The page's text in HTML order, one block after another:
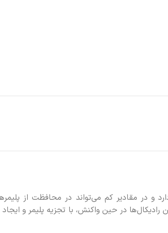
در مقادیر کم می‌تواند در محافظت از
در حین واکنش، با تجزیه پلیمر و